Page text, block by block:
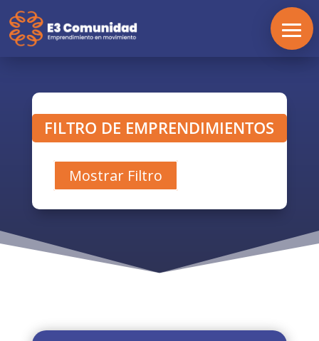
INICIO
FILTRO DE EMPRENDIMIENTOS
Mostrar Filtro